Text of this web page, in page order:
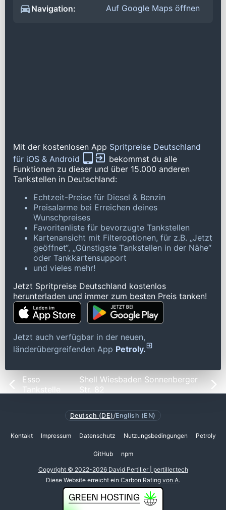
Navigation:
Auf Google Maps öffnen
Mit der kostenlosen App Spritpreise Deutschland
für iOS & Android
bekommst du alle
Funktionen zu dieser und über 15.000 anderen
Tankstellen in Deutschland:
Echtzeit-Preise für Diesel & Benzin
Preisalarme bei Erreichen deines
Wunschpreises
Favoritenliste für bevorzugte Tankstellen
Kartenansicht mit Filteroptionen, für z.B. „Jetzt
geöffnet“, „Günstigste Tankstellen in der Nähe“
oder Tankkartensupport
und vieles mehr!
Jetzt Spritpreise Deutschland kostenlos
herunterladen und immer zum besten Preis tanken!
Jetzt auch verfügbar in der neuen,
länderübergreifenden App Petroly.
Esso
Tankstelle
Shell Wiesbaden Sonnenberger
Str. 82
Deutsch (DE) /English (EN)
Kontakt Impressum Datenschutz Nutzungsbedingungen Petroly
GitHub npm
Copyright © 2022-2026 David Pertiller | pertiller.tech
Diese Website erreicht ein Carbon Rating von A.